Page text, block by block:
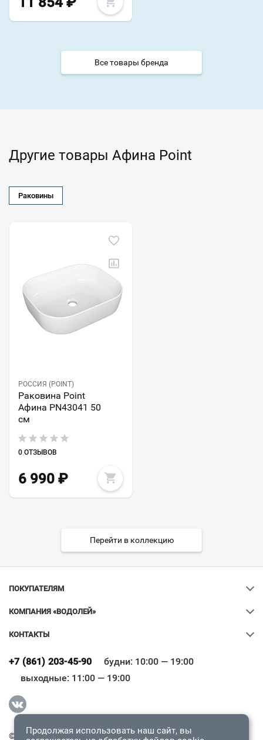
Все товары бренда
Другие товары Афина Point
Раковины
РОССИЯ (POINT)
Раковина Point
Афина PN43041 50
см
0 ОТЗЫВОВ
6 990 ₽
Перейти в коллекцию
ПОКУПАТЕЛЯМ
КОМПАНИЯ «ВОДОЛЕЙ»
КОНТАКТЫ
+7 (861) 203-45-90
будни: 10:00 — 19:00
выходные: 11:00 — 19:00
© 2009-2026 «Водолей Онлайн». Все права защищены.
Всё верно
Продолжая использовать наш сайт, вы